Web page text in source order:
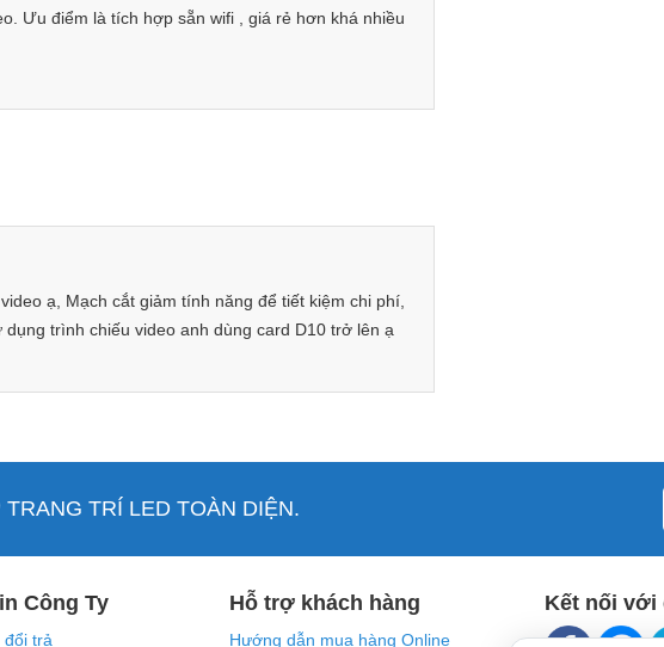
hỗ trợ kết nối Wi-Fi, điều khiển bằng ứng dụng
trữ các tập tin để phát ngoại tuyến, không hỗ
điện thoại.
Ưu điểm là tích hợp sẵn wifi , giá rẻ hơn khá nhiều
ạ, Mạch cắt giảm tính năng để tiết kiệm chi phí,
trình chiếu video anh dùng card D10 trở lên ạ
TRÍ LED TOÀN DIỆN.
Công Ty
đổi trả
Hỗ trợ khách hàng
Hướng dẫn mua hàng Online
Kết nối với